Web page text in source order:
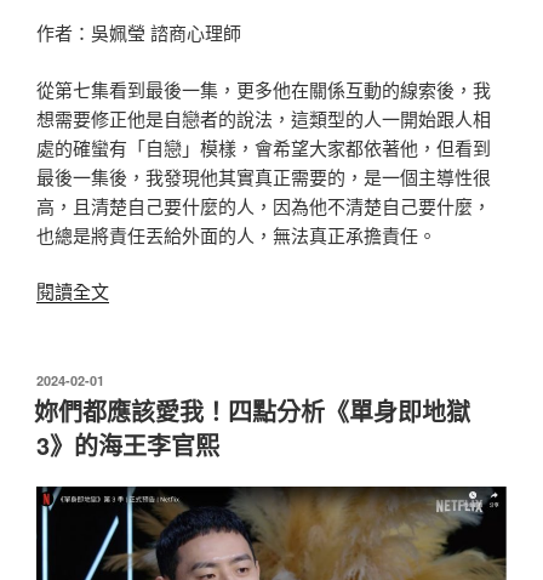
作者：吳姵瑩 諮商心理師
從第七集看到最後一集，更多他在關係互動的線索後，我
想需要修正他是自戀者的說法，這類型的人一開始跟人相
處的確蠻有「自戀」模樣，會希望大家都依著他，但看到
最後一集後，我發現他其實真正需要的，是一個主導性很
高，且清楚自己要什麼的人，因為他不清楚自己要什麼，
也總是將責任丟給外面的人，無法真正承擔責任。
閱讀全文〈渴
顧，
從
《單
身
即
地
發
佈
於
2024-02-01
妳們都應該愛我！四點分析《單身即地獄
3》的海王李官熙